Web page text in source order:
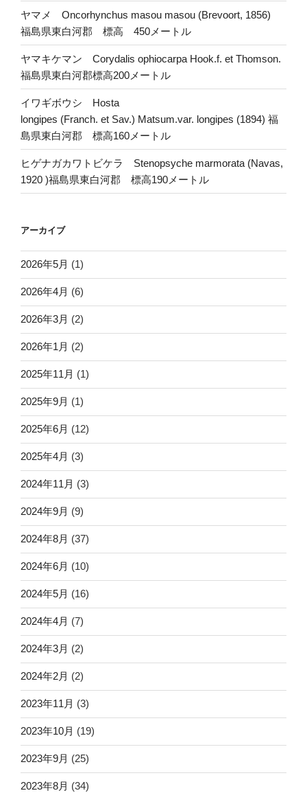
ヤマメ Oncorhynchus masou masou (Brevoort, 1856)
福島県東白河郡 標高 450メートル
ヤマキケマン Corydalis ophiocarpa Hook.f. et Thomson.
福島県東白河郡標高200メートル
イワギボウシ Hosta
longipes (Franch. et Sav.) Matsum.var. longipes (1894) 福
島県東白河郡 標高160メートル
ヒゲナガカワトビケラ Stenopsyche marmorata (Navas,
1920 )福島県東白河郡 標高190メートル
アーカイブ
2026年5月 (1)
2026年4月 (6)
2026年3月 (2)
2026年1月 (2)
2025年11月 (1)
2025年9月 (1)
2025年6月 (12)
2025年4月 (3)
2024年11月 (3)
2024年9月 (9)
2024年8月 (37)
2024年6月 (10)
2024年5月 (16)
2024年4月 (7)
2024年3月 (2)
2024年2月 (2)
2023年11月 (3)
2023年10月 (19)
2023年9月 (25)
2023年8月 (34)